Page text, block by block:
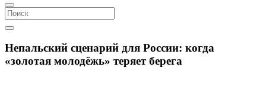
Непальский сценарий для России: когда
«золотая молодёжь» теряет берега